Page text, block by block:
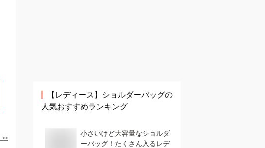
>>
【レディース】 ショルダーバッグの
人気おすすめランキング
小さいけど大容量なショルダ
ーバッグ！たくさん入るレデ